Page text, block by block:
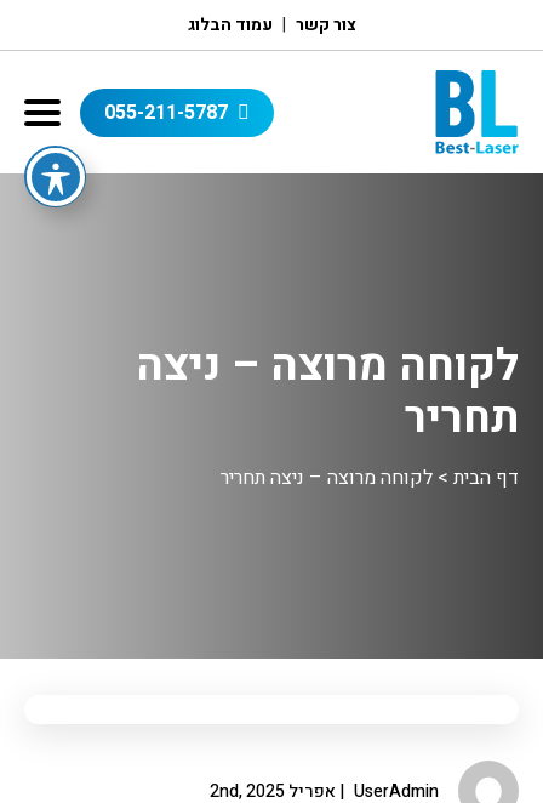
צור קשר עמוד הבלוג
055-211-5787
לקוחה מרוצה – ניצה
תחריר
דף הבית > לקוחה מרוצה – ניצה תחריר
UserAdmin אפריל 2nd, 2025